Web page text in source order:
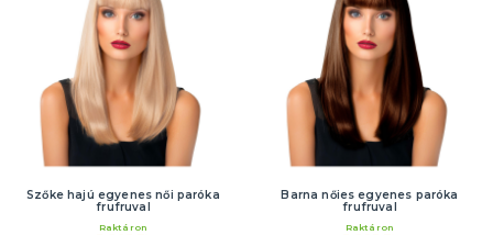
Szőke hajú egyenes női paróka
frufruval
Raktáron
Barna nőies egyenes paróka
frufruval
Raktáron